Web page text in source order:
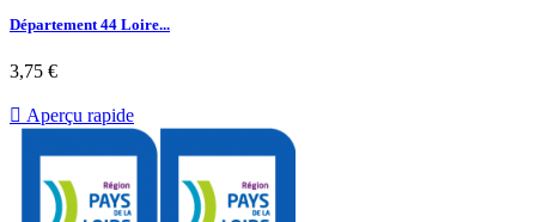
Département 44 Loire...
3,75 €
 Aperçu rapide